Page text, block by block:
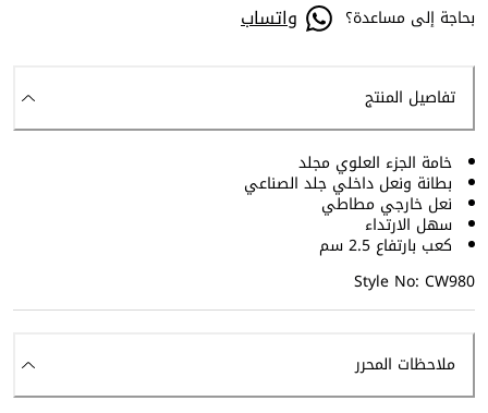
بحاجة إلى مساعدة؟ واتساب
تفاصيل المنتج
خامة الجزء العلوي مجلد
بطانة ونعل داخلي جلد الصناعي
نعل خارجي مطاطي
سهل الارتداء
كعب بارتفاع 2.5 سم
Style No: CW980
ملاحظات المحرر